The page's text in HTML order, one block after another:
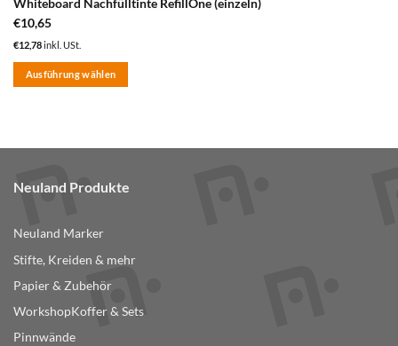
Whiteboard Nachfülltinte RefillOne (einzeln)
€10,65
€12,78inkl. USt.
Ausführung wählen
mehrere
auf.
Optionen
auf
der
gewählt
werden
Neuland Produkte
Neuland Marker
Stifte, Kreiden & mehr
Papier & Zubehör
WorkshopKoffer & Sets
Pinnwände